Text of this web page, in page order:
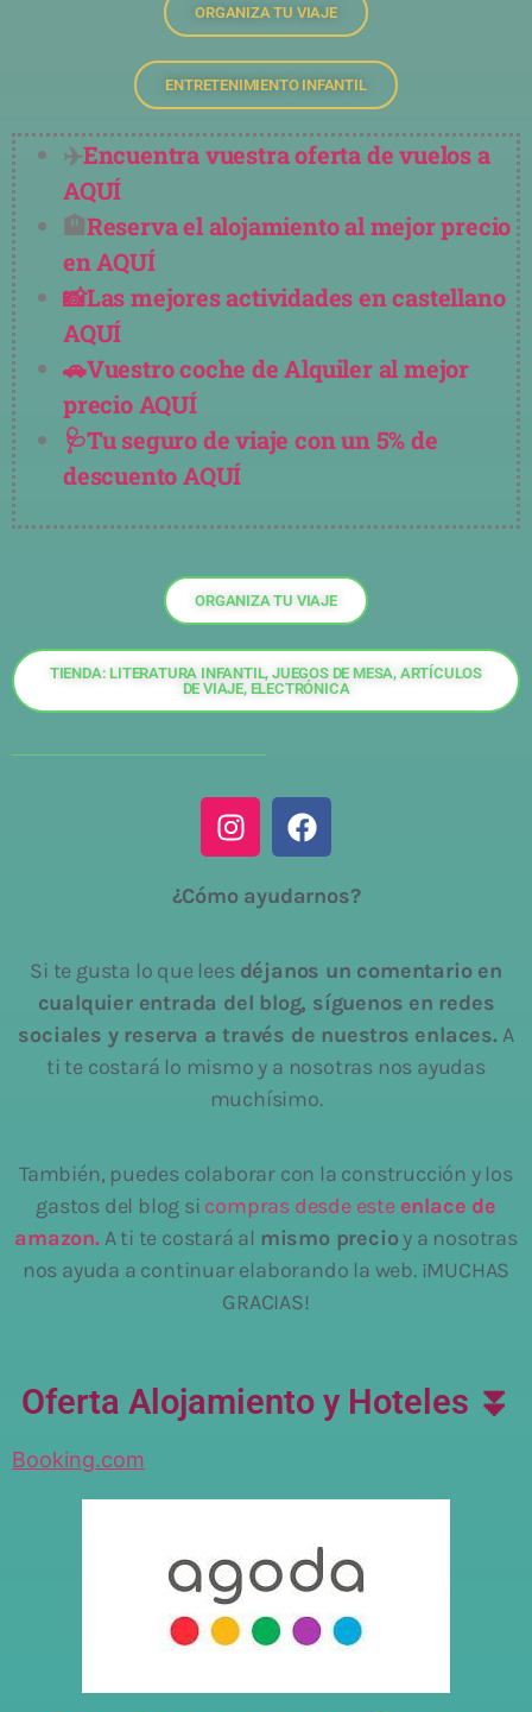
ORGANIZA TU VIAJE
ENTRETENIMIENTO INFANTIL
✈️Encuentra vuestra oferta de vuelos a
AQUÍ
🏨Reserva el alojamiento al mejor precio
en AQUÍ
📸Las mejores actividades en castellano
AQUÍ
🚗Vuestro coche de Alquiler al mejor
precio AQUÍ
🩺Tu seguro de viaje con un 5% de
descuento AQUÍ
ORGANIZA TU VIAJE
TIENDA: LITERATURA INFANTIL, JUEGOS DE MESA, ARTÍCULOS
DE VIAJE, ELECTRÓNICA
¿Cómo ayudarnos?
Si te gusta lo que lees déjanos un comentario en
cualquier entrada del blog, síguenos en redes
sociales y reserva a través de nuestros enlaces.A
ti te costará lo mismo y a nosotras nos ayudas
muchísimo.
También, puedes colaborar con la construcción y los
gastos del blog si compras desde este enlace de
amazon.A ti te costará al mismo precioy a nosotras
nos ayuda a continuar elaborando la web. ¡MUCHAS
GRACIAS!
Oferta Alojamiento y Hoteles ⏬
Booking.com